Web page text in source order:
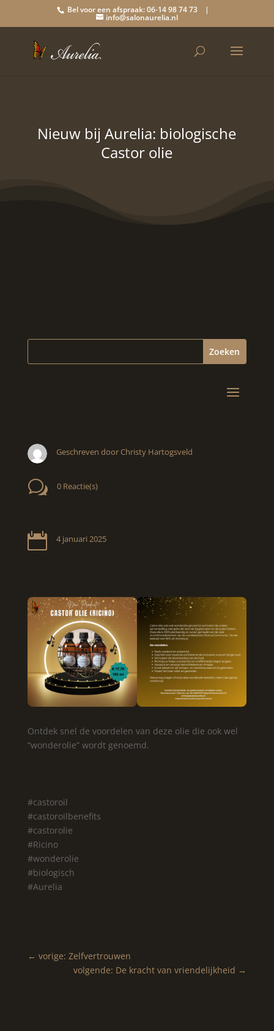
Bel voor een afspraak: 06-14 98 74 73 |
info@salonaurelia.nl
Nieuw bij Aurelia: biologische
Castor olie
Geschreven door Christy Hartogsveld
w 0 Reactie(s)
 4 januari 2025
Ontdek snel de voordelen van deze olie die ook wel
“wonderolie” wordt genoemd.
#castoroil
#castoroilbenefits
#castorolie
#Ricino
#wonderolie
#biologisch
#Aurelia
← vorige: Zelfvertrouwen
volgende: De kracht van vriendelijkheid →